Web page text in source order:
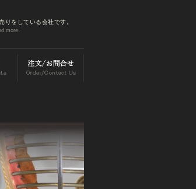
りをしている会社です。
more.